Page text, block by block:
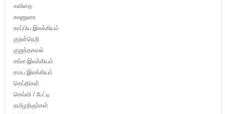
கவிதை
காணுரை
காப்பிய இலக்கியம்
குறள்நெறி
குறுந்தகவல்
சங்க இலக்கியம்
சமய இலக்கியம்
செய்திகள்
செவ்வி / பேட்டி
தமிழறிஞர்கள்